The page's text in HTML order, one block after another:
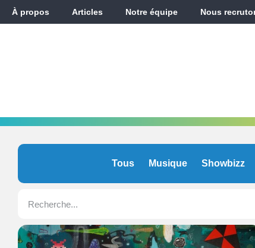
À propos Articles Notre équipe Nous
Tous Musique Showbizz